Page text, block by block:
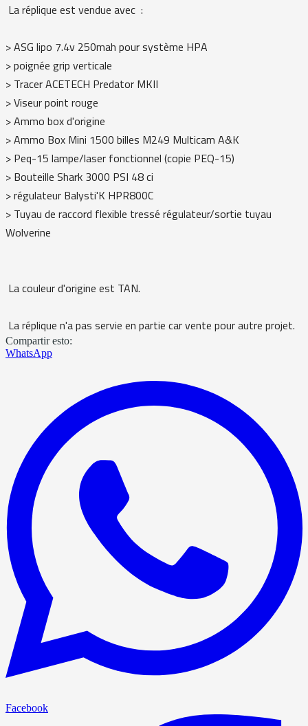
La réplique est vendue avec :
> ASG lipo 7.4v 250mah pour système HPA
> poignée grip verticale
> Tracer ACETECH Predator MKII
> Viseur point rouge
> Ammo box d'origine
> Ammo Box Mini 1500 billes M249 Multicam A&K
> Peq-15 lampe/laser fonctionnel (copie PEQ-15)
> Bouteille Shark 3000 PSI 48 ci
> régulateur Balysti'K HPR800C
> Tuyau de raccord flexible tressé régulateur/sortie tuyau
Wolverine
La couleur d'origine est TAN.
La réplique n'a pas servie en partie car vente pour autre projet.
Compartir esto:
WhatsApp
Facebook